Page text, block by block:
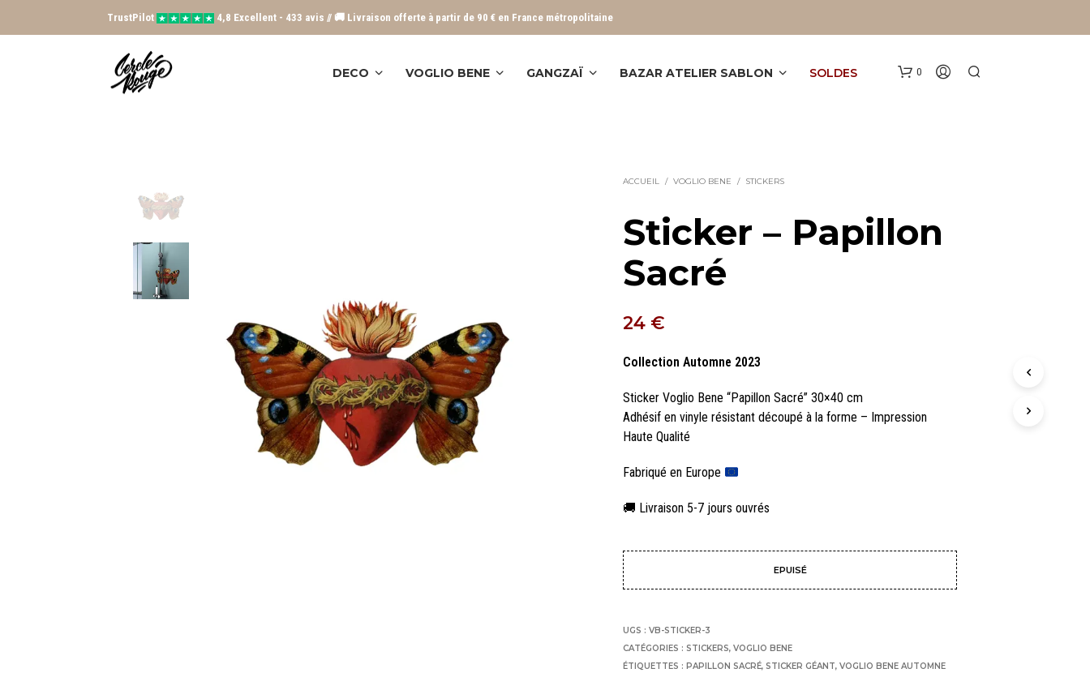
TrustPilot 4,8 Excellent - 433 avis // 🚚 Livraison offerte à partir de 90 € en France métropolitaine
DECO VOGLIO BENE GANGZAÏ BAZAR ATELIER SABLON SOLDES 0
ACCUEIL / VOGLIO BENE / STICKERS
Sticker – Papillon
Sacré
24 €
Collection Automne 2023
Sticker Voglio Bene “Papillon Sacré” 30×40 cm
Adhésif en vinyle résistant découpé à la forme – Impression
Haute Qualité
Fabriqué en Europe
🚚 Livraison 5-7 jours ouvrés
EPUISÉ
UGS :VB-STICKER-3
CATÉGORIES : STICKERS,VOGLIO BENE
ÉTIQUETTES : PAPILLON SACRÉ, STICKER GÉANT,VOGLIO BENE AUTOMNE